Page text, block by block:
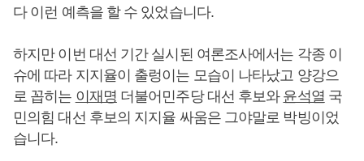
다 이런 예측을 할 수 있었습니다.
하지만 이번 대선 기간 실시된 여론조사에서는 각종 이
슈에 따라 지지율이 출렁이는 모습이 나타났고 양강으
로 꼽히는 이재명 더불어민주당 대선 후보와 윤석열 국
민의힘 대선 후보의 지지율 싸움은 그야말로 박빙이었
습니다.